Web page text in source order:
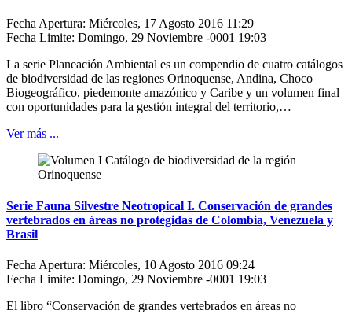
Fecha Apertura: Miércoles, 17 Agosto 2016 11:29
Fecha Limite: Domingo, 29 Noviembre -0001 19:03
La serie Planeación Ambiental es un compendio de cuatro catálogos
de biodiversidad de las regiones Orinoquense, Andina, Choco
Biogeográfico, piedemonte amazónico y Caribe y un volumen final
con oportunidades para la gestión integral del territorio,…
Ver más ...
Serie Fauna Silvestre Neotropical I. Conservación de grandes
vertebrados en áreas no protegidas de Colombia, Venezuela y
Brasil
Fecha Apertura: Miércoles, 10 Agosto 2016 09:24
Fecha Limite: Domingo, 29 Noviembre -0001 19:03
El libro “Conservación de grandes vertebrados en áreas no